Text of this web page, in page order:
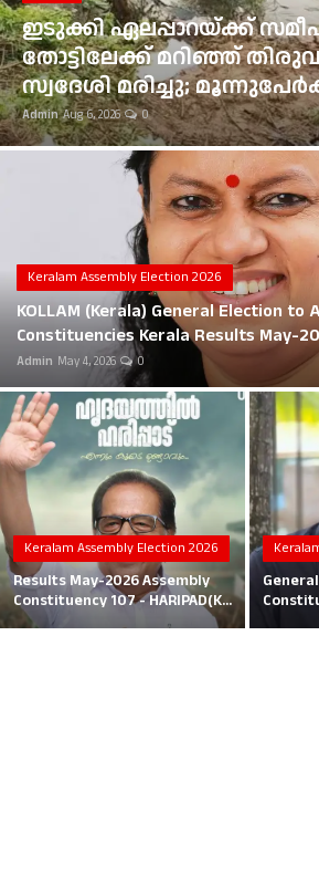
Technology
Health
Jobs Mall
Career
Education
Business
Local News
Earn Money
Tutorials
Malayalam
ഇടുക്കി ഏലപ്പാറയ്ക്ക്
തോട്ടിലേക്ക് മറിഞ്ഞ്
സ്വദേശി മരിച്ചു;
Admin Aug 6, 2026 0
Keralam Assembly Election 2026
KOLLAM (Kerala) General Election to
Constituencies Kerala Results May-
Admin May 4, 2026 0
Keralam Assembly Election 2026
Results May-2026 Assembly
Constituency 107 - HARIPAD(K...